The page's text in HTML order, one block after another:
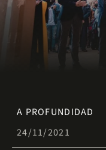
A PROFUNDIDAD
24/11/2021